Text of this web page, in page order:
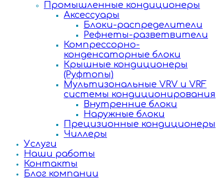
Промышленные кондиционеры
Аксессуары
Блоки-распределители
Рефнеты-разветвители
Компрессорно-
конденсаторные блоки
Крышные кондиционеры
(Руфтопы)
Мультизональные VRV и VRF
системы кондиционирования
Внутренние блоки
Наружные блоки
Прецизионные кондиционеры
Чиллеры
Услуги
Наши работы
Контакты
Блог компании